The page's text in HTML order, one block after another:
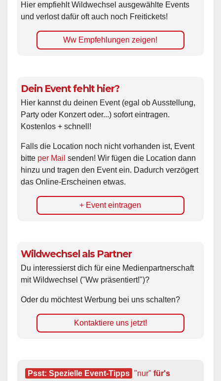
Hier empfiehlt Wildwechsel ausgewählte Events
und verlost dafür oft auch noch Freitickets!
Ww Empfehlungen zeigen!
Dein Event fehlt hier?
Hier kannst du deinen Event (egal ob Ausstellung,
Party oder Konzert oder...) sofort eintragen.
Kostenlos + schnell!
Falls die Location noch nicht vorhanden ist, Event
bitte per Mail senden! Wir fügen die Location dann
hinzu und tragen den Event ein. Dadurch verzögert
das Online-Erscheinen etwas.
+ Event eintragen
Wildwechsel als Partner
Du interessierst dich für eine Medienpartnerschaft
mit Wildwechsel ("Ww präsentiert!")?
Oder du möchtest Werbung bei uns schalten?
Kontaktiere uns jetzt!
Psst: Spezielle Event-Tipps "nur" für's